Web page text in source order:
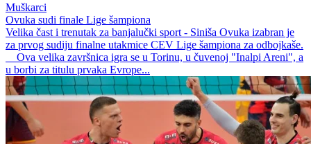
Muškarci
Ovuka sudi finale Lige šampiona
Velika čast i trenutak za banjalučki sport - Siniša Ovuka izabran je
za prvog sudiju finalne utakmice CEV Lige šampiona za odbojkaše.
Ova velika završnica igra se u Torinu, u čuvenoj "Inalpi Areni", a
u borbi za titulu prvaka Evrope...